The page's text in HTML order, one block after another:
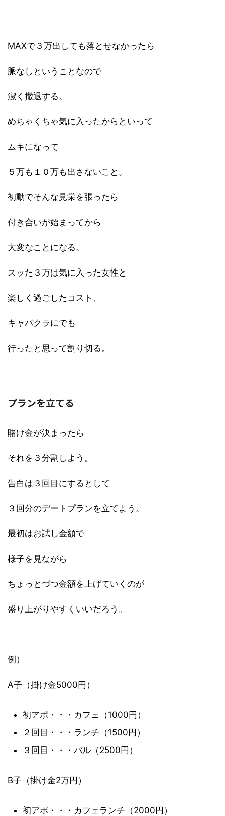
MAXで３万出しても落とせなかったら
脈なしということなので
潔く撤退する。
めちゃくちゃ気に入ったからといって
ムキになって
５万も１０万も出さないこと。
初動でそんな見栄を張ったら
付き合いが始まってから
大変なことになる。
スッた３万は気に入った女性と
楽しく過ごしたコスト、
キャバクラにでも
行ったと思って割り切る。
プランを立てる
賭け金が決まったら
それを３分割しよう。
告白は３回目にするとして
３回分のデートプランを立てよう。
最初はお試し金額で
様子を見ながら
ちょっとづつ金額を上げていくのが
盛り上がりやすくいいだろう。
例）
A子（掛け金5000円）
初アポ・・・カフェ（1000円）
２回目・・・ランチ（1500円）
３回目・・・バル（2500円）
B子（掛け金2万円）
初アポ・・・カフェランチ（2000円）